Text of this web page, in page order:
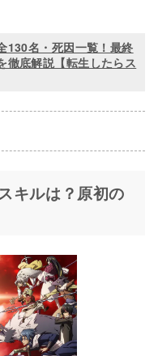
130名・死因一覧！最終
徹底解説【転生したらス
キルは？原初の